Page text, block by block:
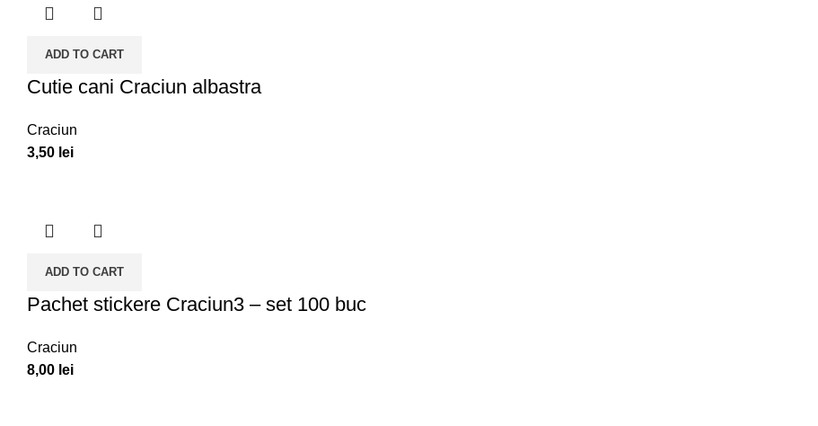
ADD TO CART
Cutie cani Craciun albastra
Craciun
3,50 lei
ADD TO CART
Pachet stickere Craciun3 – set 100 buc
Craciun
8,00 lei